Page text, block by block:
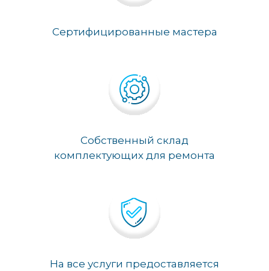
Сертифицированные мастера
Собственный склад
комплектующих для ремонта
На все услуги предоставляется